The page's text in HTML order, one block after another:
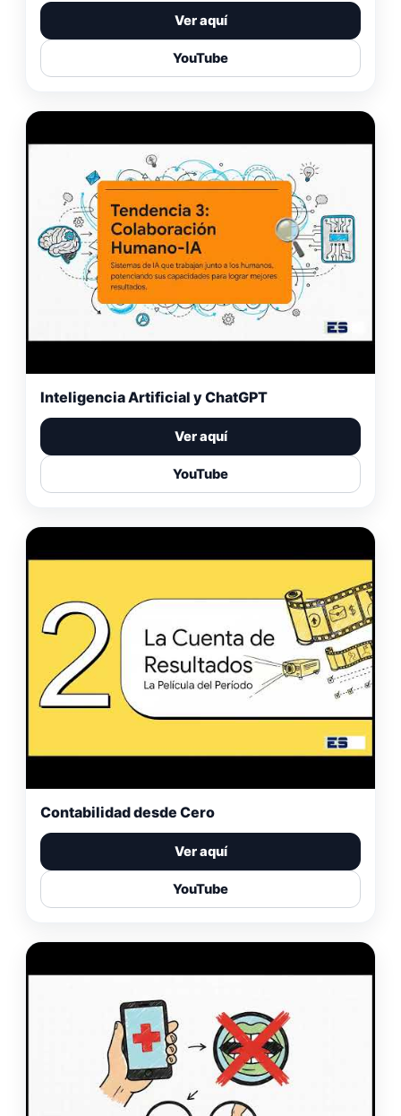
Ver aquí
YouTube
Inteligencia Artificial y ChatGPT
Ver aquí
YouTube
Contabilidad desde Cero
Ver aquí
YouTube